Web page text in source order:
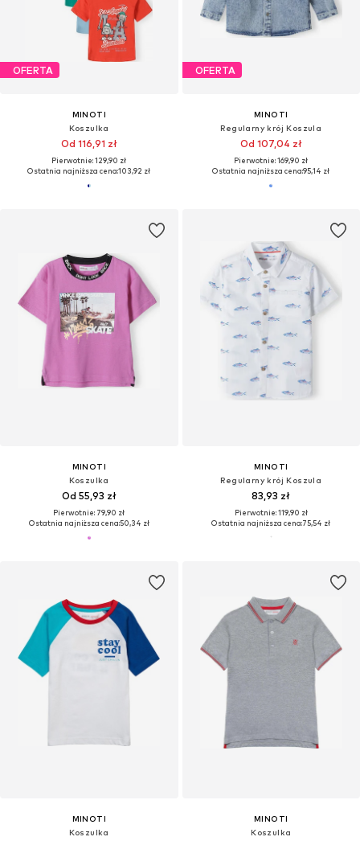
OFERTA
MINOTI
Koszulka
Od 116,91 zł
Pierwotnie: 129,90 zł
Ostatnia najniższa cena:103,92 zł
OFERTA
MINOTI
Regularny krój Koszula
Od 107,04 zł
Pierwotnie: 169,90 zł
Ostatnia najniższa cena:95,14 zł
MINOTI
Koszulka
Od 55,93 zł
Pierwotnie: 79,90 zł
Ostatnia najniższa cena:50,34 zł
MINOTI
Regularny krój Koszula
83,93 zł
Pierwotnie: 119,90 zł
Ostatnia najniższa cena:75,54 zł
MINOTI
Koszulka
MINOTI
Koszulka